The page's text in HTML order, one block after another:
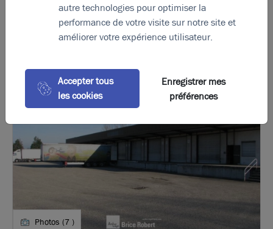
La perle rare pour votreprojet immobilier
Ces offres peuvent vous intéresser
Photos (7 )
autre technologies pour optimiser la
performance de votre visite sur notre site et
améliorer votre expérience utilisateur.
Accepter tous
les cookies
Enregistrer mes
préférences